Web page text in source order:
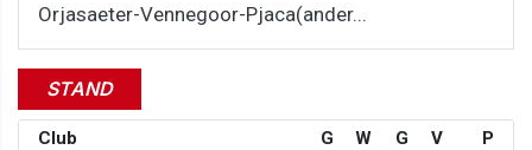
Orjasaeter-Vennegoor-Pjaca(ander...
STAND
Club G W G V
P